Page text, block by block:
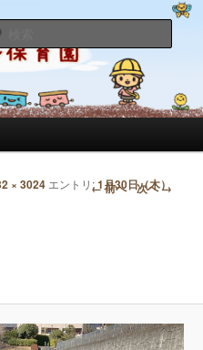
園のブログ
グです。園の日常を綴っています。
索
← 前へ 次へ →
× 3024 エントリ:1月30日（木）